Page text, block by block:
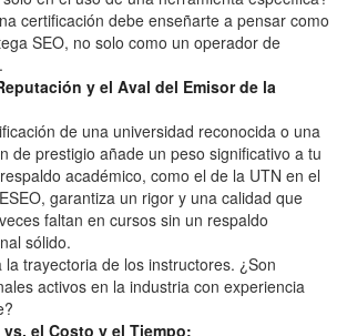
certificación debe enseñarte a pensar como
SEO, no solo como un operador de
y el Aval del Emisor de la
de una universidad reconocida o una
de prestigio añade un peso significativo a tu
académico, como el de la UTN en el
garantiza un rigor y una calidad que
faltan en cursos sin un respaldo
sólido.
la trayectoria de los instructores. ¿Son
activos en la industria con experiencia
vs. el Costo y el Tiempo: